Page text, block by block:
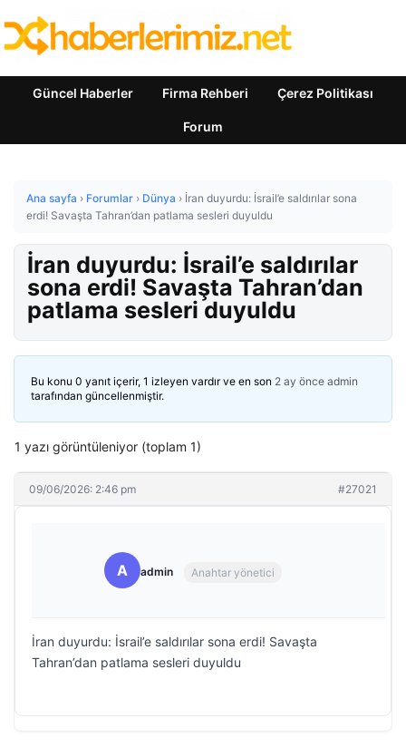
Güncel Haberler Firma Rehberi Çerez Politikası
Forum
Ana sayfa › Forumlar › Dünya › İran duyurdu: İsrail’e saldırılar sona
erdi! Savaşta Tahran’dan patlama sesleri duyuldu
İran duyurdu: İsrail’e saldırılar
sona erdi! Savaşta Tahran’dan
patlama sesleri duyuldu
Bu konu 0 yanıt içerir, 1 izleyen vardır ve en son 2 ay önce admin
tarafından güncellenmiştir.
1 yazı görüntüleniyor (toplam 1)
09/06/2026: 2:46 pm #27021
A admin Anahtar yönetici
İran duyurdu: İsrail’e saldırılar sona erdi! Savaşta
Tahran’dan patlama sesleri duyuldu